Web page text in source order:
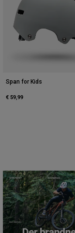
Span for Kids
€ 59,99